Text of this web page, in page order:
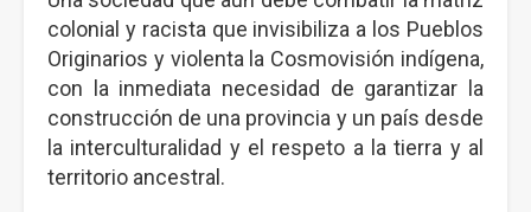
colonial y racista que invisibiliza a los Pueblos
Originarios y violenta la Cosmovisión indígena,
con la inmediata necesidad de garantizar la
construcción de una provincia y un país desde
la interculturalidad y el respeto a la tierra y al
territorio ancestral.